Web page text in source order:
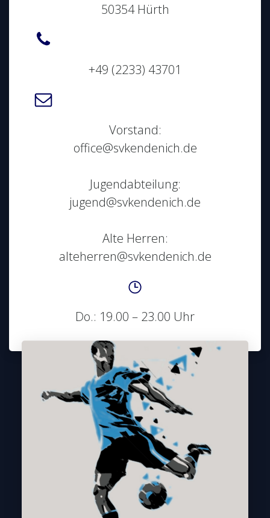
50354 Hürth
+49 (2233) 43701
Vorstand:
office@svkendenich.de
Jugendabteilung:
jugend@svkendenich.de
Alte Herren:
alteherren@svkendenich.de
Do.: 19.00 – 23.00 Uhr